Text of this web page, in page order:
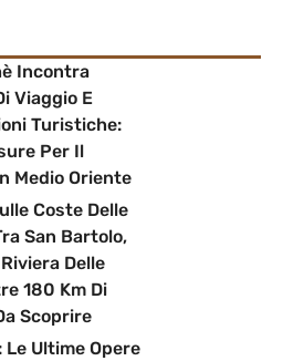
Incontra
Viaggio E
Turistiche:
Per Il
Medio Oriente
Coste Delle
San Bartolo,
Delle
180 Km Di
Scoprire
Le Ultime Opere